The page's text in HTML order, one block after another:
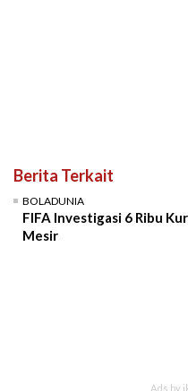
Berita Terkait
BOLADUNIA
FIFA Investigasi 6 Ribu
Mesir